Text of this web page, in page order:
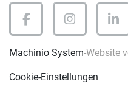
facebookinstagram
Machinio System-Website
Cookie-Einstellungen